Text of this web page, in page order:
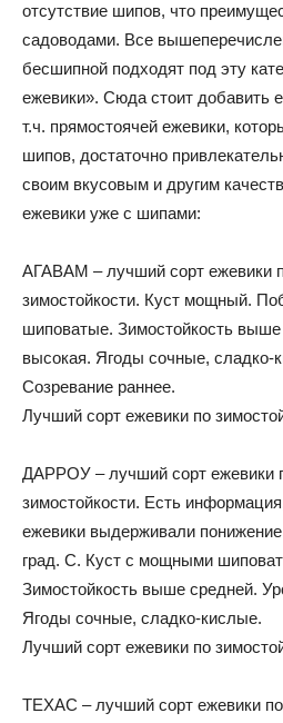
отсутствие шипов, что
садоводами. Все
бесшипной подходят под эту
ежевики». Сюда стоит добавить
т.ч. прямостоячей ежевики,
шипов, достаточно
своим вкусовым и другим
ежевики уже с шипами:
АГАВАМ – лучший сорт ежевики
зимостойкости. Куст мощный.
шиповатые. Зимостойкость
высокая. Ягоды сочные, сладко-
Созревание раннее.
Лучший сорт ежевики по
ДАРРОУ – лучший сорт ежевики
зимостойкости. Есть
ежевики выдерживали
град. С. Куст с мощными
Зимостойкость выше средней.
Ягоды сочные, сладко-кислые.
Лучший сорт ежевики по
ТЕХАС – лучший сорт ежевики по